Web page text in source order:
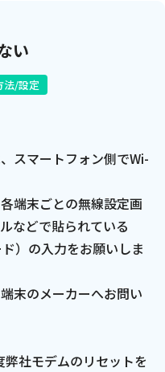
ット
信
い
法/設定
スマートフォン側でWi-
端末ごとの無線設定画
などで貼られている
）の入力をお願いしま
末のメーカーへお問い
社モデムのリセットを